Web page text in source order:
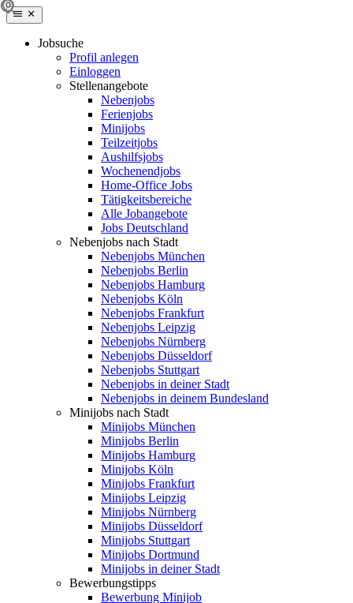
Jobsuche
Profil anlegen
Einloggen
Stellenangebote
Nebenjobs
Ferienjobs
Minijobs
Teilzeitjobs
Aushilfsjobs
Wochenendjobs
Home-Office Jobs
Tätigkeitsbereiche
Alle Jobangebote
Jobs Deutschland
Nebenjobs nach Stadt
Nebenjobs München
Nebenjobs Berlin
Nebenjobs Hamburg
Nebenjobs Köln
Nebenjobs Frankfurt
Nebenjobs Leipzig
Nebenjobs Nürnberg
Nebenjobs Düsseldorf
Nebenjobs Stuttgart
Nebenjobs in deiner Stadt
Nebenjobs in deinem Bundesland
Minijobs nach Stadt
Minijobs München
Minijobs Berlin
Minijobs Hamburg
Minijobs Köln
Minijobs Frankfurt
Minijobs Leipzig
Minijobs Nürnberg
Minijobs Düsseldorf
Minijobs Stuttgart
Minijobs Dortmund
Minijobs in deiner Stadt
Bewerbungstipps
Bewerbung Minijob